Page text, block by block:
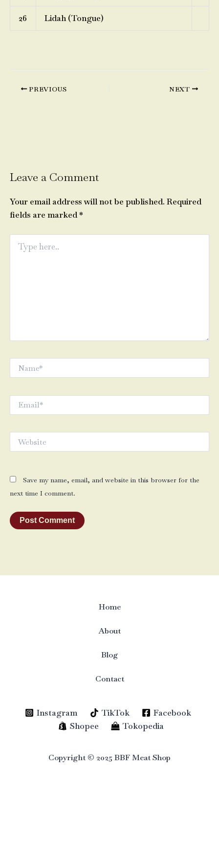
26 Lidah (Tongue)
PREVIOUS NEXT
Leave a Comment
Your email address will not be published. Required
fields are marked*
here..
Save my name, email, and website in this browser for the
next time I comment.
Home
About
Blog
Contact
Instagram TikTok
Facebook
Shopee
Tokopedia
Copyright © 2025 BBF Meat Shop